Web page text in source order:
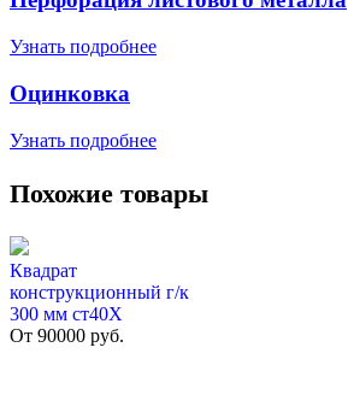
Узнать подробнее
Оцинковка
Узнать подробнее
Похожие товары
Квадрат
конструкционный г/к
300 мм cт40Х
От 90000 руб.